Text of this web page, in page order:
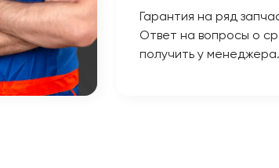
Гарантия на ряд
Ответ на вопросы о
получить у менеджера.